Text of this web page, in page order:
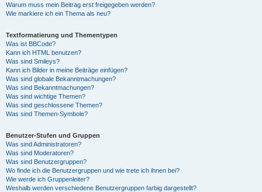
Warum muss mein Beitrag erst freigegeben werden?
Wie markiere ich ein Thema als neu?
Textformatierung und Thementypen
Was ist BBCode?
Kann ich HTML benutzen?
Was sind Smileys?
Kann ich Bilder in meine Beiträge einfügen?
Was sind globale Bekanntmachungen?
Was sind Bekanntmachungen?
Was sind wichtige Themen?
Was sind geschlossene Themen?
Was sind Themen-Symbole?
Benutzer-Stufen und Gruppen
Was sind Administratoren?
Was sind Moderatoren?
Was sind Benutzergruppen?
Wo finde ich die Benutzergruppen und wie trete ich ihnen bei?
Wie werde ich Gruppenleiter?
Weshalb werden verschiedene Benutzergruppen farbig dargestellt?